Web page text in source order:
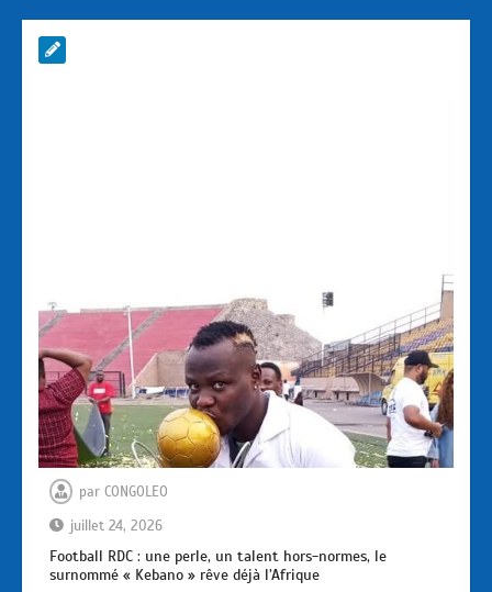
par CONGOLEO
juillet 24, 2026
Football RDC : une perle, un talent hors-normes, le
surnommé « Kebano » rêve déjà l’Afrique